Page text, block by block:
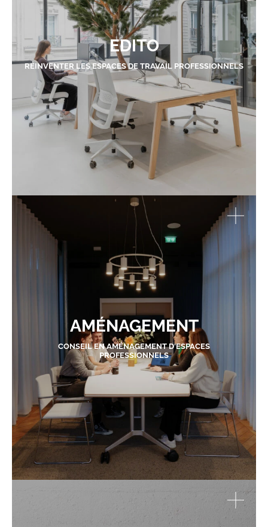
EDITO
RÉINVENTER LES ESPACES DE TRAVAIL PROFESSIONNELS
AMÉNAGEMENT
CONSEIL EN AMÉNAGEMENT D'ESPACES
PROFESSIONNELS